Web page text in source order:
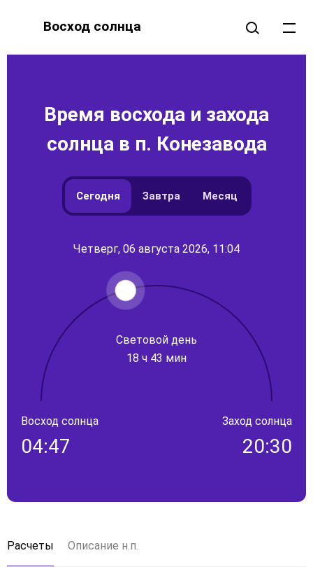
Восход солнца
Время восхода и захода
солнца в п. Конезавода
Сегодня Завтра Месяц
Четверг, 06 августа 2026, 11:04
Световой день
18 ч 43 мин
Восход солнца
04:47
Заход солнца
20:30
Расчеты Описание н.п.